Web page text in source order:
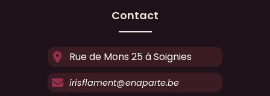
Contact
Rue de Mons 25 à Soignies
irisflament@enaparte.be